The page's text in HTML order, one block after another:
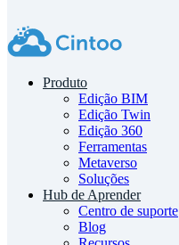
Produto
Edição BIM
Edição Twin
Edição 360
Ferramentas
Metaverso
Soluções
Hub de Aprender
Centro de suporte
Blog